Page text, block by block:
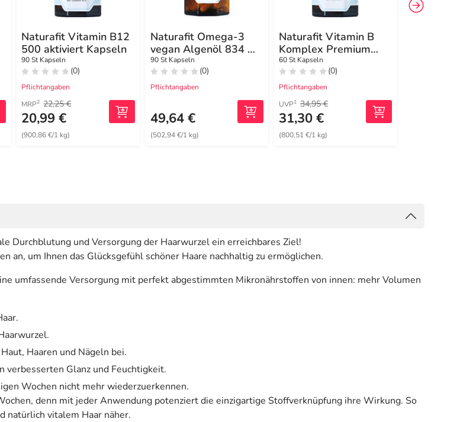
Naturafit Vitamin B12
500 aktiviert Kapseln
90 St Kapseln
(0)
Pflichtangaben
MRP2 22,25 €
20,99 €
(900,86 €/1 kg)
Naturafit Omega-3
vegan Algenöl 834 mg
Kapseln
90 St Kapseln
(0)
Pflichtangaben
49,64 €
(502,94 €/1 kg)
Naturafit Vitamin B
Komplex Premium
Kapseln
60 St Kapseln
(0)
Pflichtangaben
UVP1 34,95 €
31,30 €
(800,51 €/1 kg)
Durchblutung und Versorgung der Haarwurzel ein erreichbares Ziel!
an, um Ihnen das Glücksgefühl schöner Haare nachhaltig zu ermöglichen.
umfassende Versorgung mit perfekt abgestimmten Mikronährstoffen von innen: mehr Volumen
Haaren und Nägeln bei.
verbesserten Glanz und Feuchtigkeit.
Wochen nicht mehr wiederzuerkennen.
denn mit jeder Anwendung potenziert die einzigartige Stoffverknüpfung ihre Wirkung. So
natürlich vitalem Haar näher.